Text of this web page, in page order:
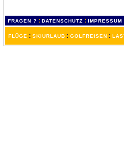
FRAGEN ? : DATENSCHUTZ : IMPRESSUM
FLÜGE : SKIURLAUB : GOLFREISEN :